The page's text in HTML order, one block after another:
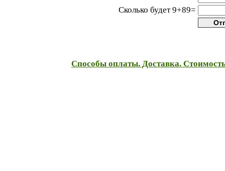
Способы оплаты. Доставка.